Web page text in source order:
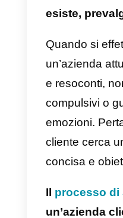
comuni,
e
Nel caso
B2B,
azienda